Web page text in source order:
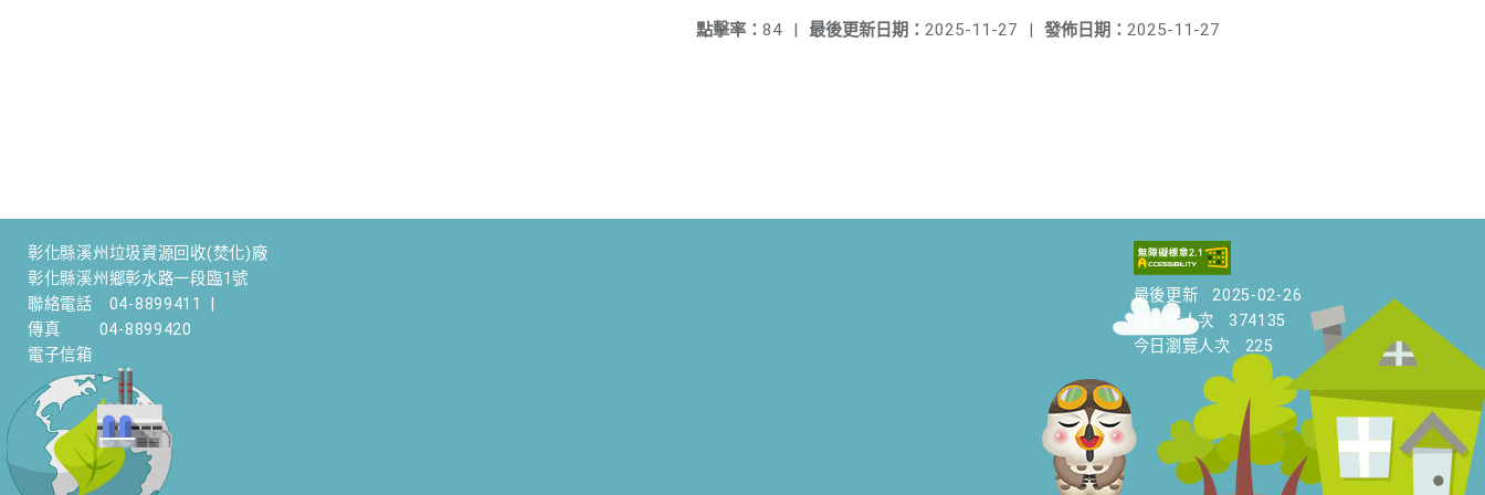
發佈日期： 2025-11-27
最後更新日期： 2025-11-27 |
點擊率： 84 |
彰化縣溪州垃圾資源回收(焚化)廠
彰化縣溪州鄉彰水路一段臨1號
聯絡電話
04-8899411
傳真
04-8899420
電子信箱
最後更新
2025-02-26
總瀏覽人次
374135
今日瀏覽人次
225